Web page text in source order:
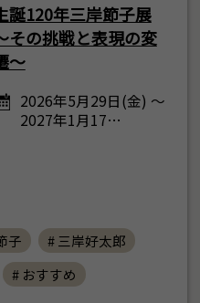
誕120年三岸節子展
その挑戦と表現の変
～
2026年5月29日(金) ～
2027年1月17…
子
# 三岸好太郎
# おすすめ